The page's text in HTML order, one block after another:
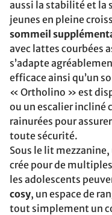
aussi la stabilité et la
jeunes en pleine
sommeil
avec lattes courbées
s’adapte
efficace ainsi qu’un
« Ortholino » est
ou un escalier incliné
rainurées pour
toute sécurité.
Sous le lit
crée pour de
les adolescents
cosy, un espace de
tout simplement un